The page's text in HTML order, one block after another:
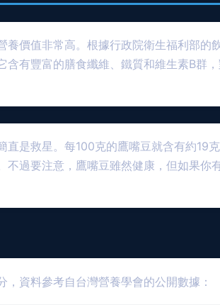
養價值非常高。根據行政院衛生福利部的
有豐富的膳食纖維、鐵質和維生素B群
是救星。每100克的鷹嘴豆就含有約19
不過要注意，鷹嘴豆雖然健康，但如果你
資料參考自台灣營養學會的公開數據：